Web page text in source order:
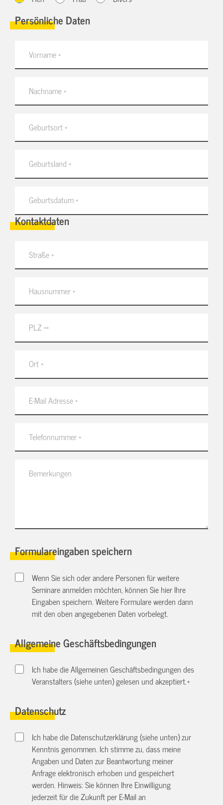
Persönliche Daten
Kontaktdaten
Formulareingaben speichern
Wenn Sie sich oder andere Personen für weitere
Seminare anmelden möchten, können Sie hier Ihre
Eingaben speichern. Weitere Formulare werden dann
mit den oben angegebenen Daten vorbelegt.
Allgemeine Geschäftsbedingungen
Ich habe die Allgemeinen Geschäftsbedingungen des
Veranstalters (siehe unten) gelesen und akzeptiert.*
Datenschutz
Ich habe die Datenschutzerklärung (siehe unten) zur
Kenntnis genommen. Ich stimme zu, dass meine
Angaben und Daten zur Beantwortung meiner
Anfrage elektronisch erhoben und gespeichert
werden. Hinweis: Sie können Ihre Einwilligung
jederzeit für die Zukunft per E-Mail an